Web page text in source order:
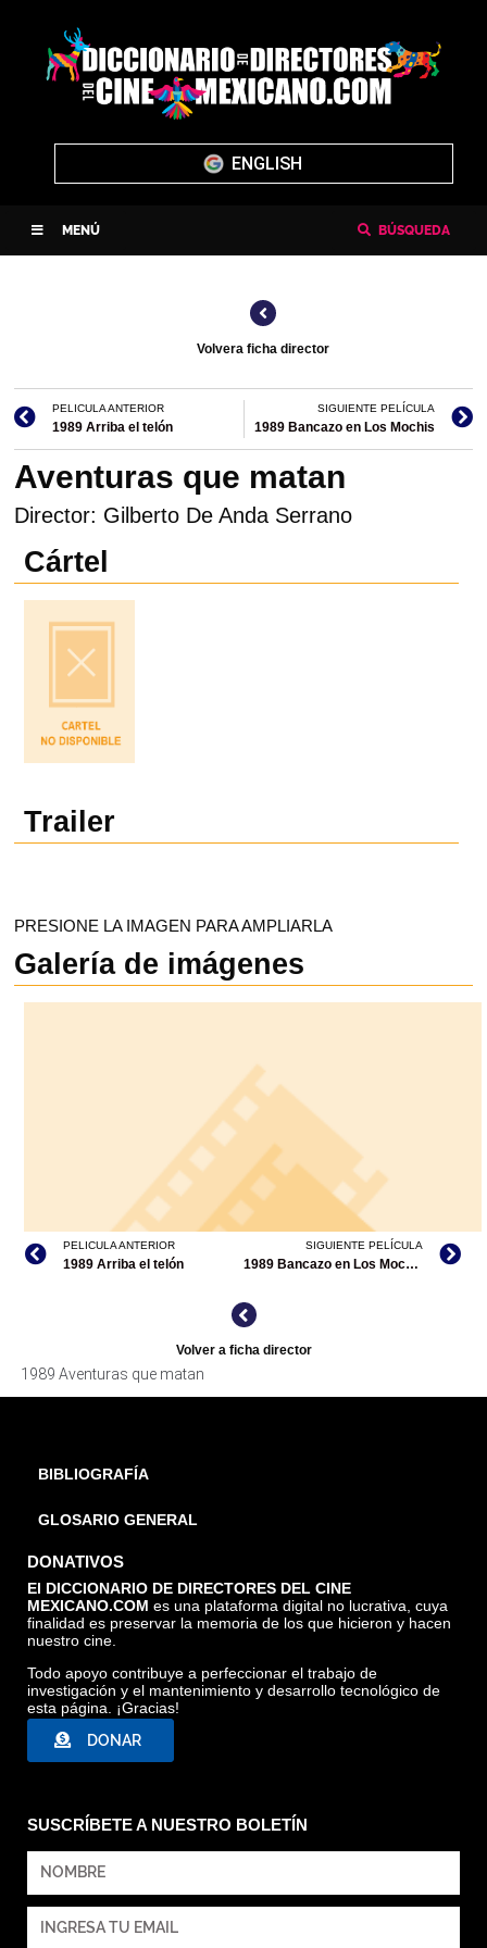
ENGLISH
MENÚ BÚSQUEDA
Volvera ficha director
PELICULA ANTERIOR
1989 Arriba el telón
SIGUIENTE PELÍCULA
1989 Bancazo en Los Mochis
Aventuras que matan
Director: Gilberto De Anda Serrano
Cártel
Trailer
PRESIONE LA IMAGEN PARA AMPLIARLA
Galería de imágenes
PELICULA ANTERIOR
1989 Arriba el telón
SIGUIENTE PELÍCULA
1989 Bancazo en Los Mochis
Volver a ficha director
1989 Aventuras que matan
BIBLIOGRAFÍA
GLOSARIO GENERAL
DONATIVOS
El DICCIONARIO DE DIRECTORES DEL CINE
MEXICANO.COM es una plataforma digital no lucrativa, cuya
finalidad es preservar la memoria de los que hicieron y hacen
nuestro cine.
Todo apoyo contribuye a perfeccionar el trabajo de
investigación y el mantenimiento y desarrollo tecnológico de
esta página. ¡Gracias!
DONAR
SUSCRÍBETE A NUESTRO BOLETÍN